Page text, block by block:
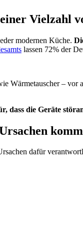
Vielzahl
modernen Küche.
lassen 72% der
Wärmetauscher –
dass die Geräte
dafür